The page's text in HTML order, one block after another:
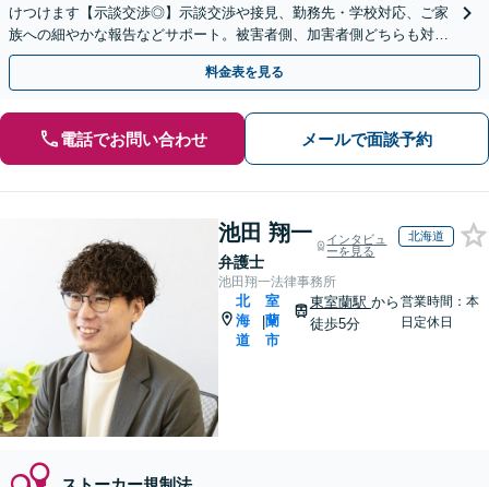
けつけます【示談交渉◎】示談交渉や接見、勤務先・学校対応、ご家
族への細やかな報告などサポート。被害者側、加害者側どちらも対応
可【秘密厳守】【WEB面談可】
料金表を見る
電話でお問い合わせ メールで面談予約
池田 翔一
弁護士
インタビュ
ーを見る
北海道
池田翔一法律事務所
北
海
道
|
室
蘭
市
東室蘭駅 から
徒歩5分
営業時間：本
日定休日